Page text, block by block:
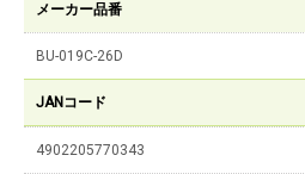
メーカー品番
BU-019C-26D
JANコード
4902205770343